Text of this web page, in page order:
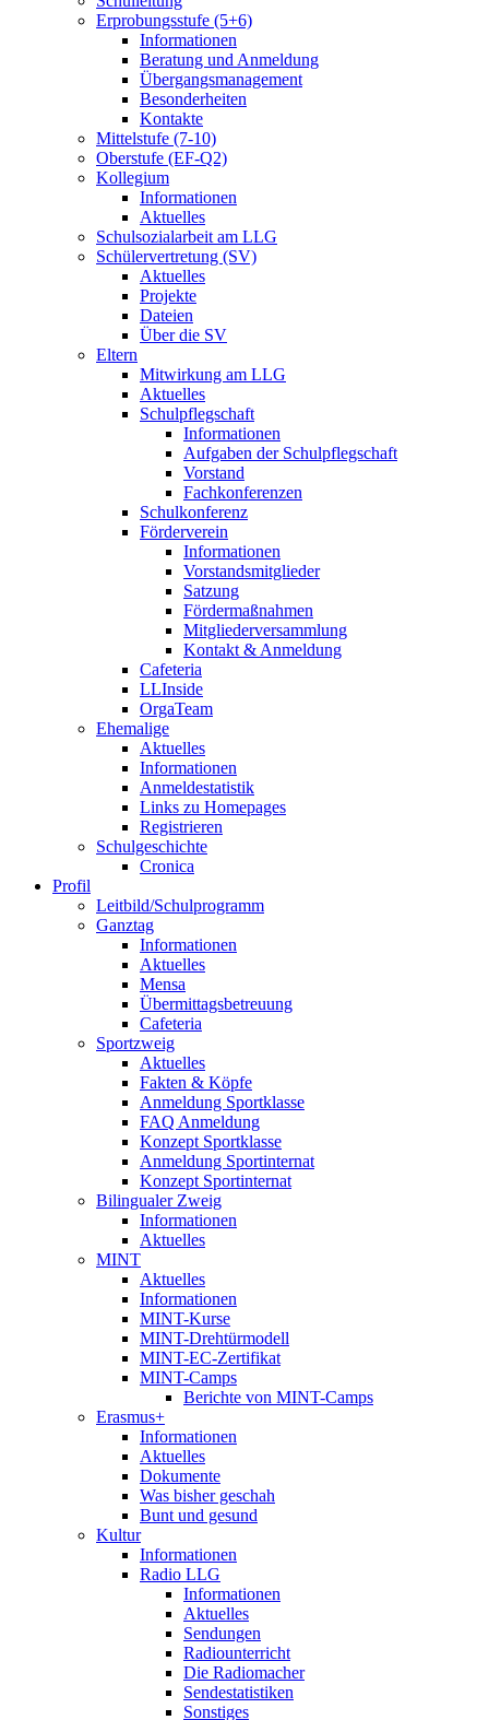
Erprobungsstufe (5+6)
Informationen
Beratung und Anmeldung
Übergangsmanagement
Besonderheiten
Kontakte
Mittelstufe (7-10)
Oberstufe (EF-Q2)
Kollegium
Informationen
Aktuelles
Schulsozialarbeit am LLG
Schülervertretung (SV)
Aktuelles
Projekte
Dateien
Über die SV
Eltern
Mitwirkung am LLG
Aktuelles
Schulpflegschaft
Informationen
Aufgaben der Schulpflegschaft
Vorstand
Fachkonferenzen
Schulkonferenz
Förderverein
Informationen
Vorstandsmitglieder
Satzung
Fördermaßnahmen
Mitgliederversammlung
Kontakt & Anmeldung
Cafeteria
LLInside
OrgaTeam
Ehemalige
Aktuelles
Informationen
Anmeldestatistik
Links zu Homepages
Registrieren
Schulgeschichte
Cronica
Profil
Leitbild/Schulprogramm
Ganztag
Informationen
Aktuelles
Mensa
Übermittagsbetreuung
Cafeteria
Sportzweig
Aktuelles
Fakten & Köpfe
Anmeldung Sportklasse
FAQ Anmeldung
Konzept Sportklasse
Anmeldung Sportinternat
Konzept Sportinternat
Bilingualer Zweig
Informationen
Aktuelles
MINT
Aktuelles
Informationen
MINT-Kurse
MINT-Drehtürmodell
MINT-EC-Zertifikat
MINT-Camps
Berichte von MINT-Camps
Erasmus+
Informationen
Aktuelles
Dokumente
Was bisher geschah
Bunt und gesund
Kultur
Informationen
Radio LLG
Informationen
Aktuelles
Sendungen
Radiounterricht
Die Radiomacher
Sendestatistiken
Sonstiges